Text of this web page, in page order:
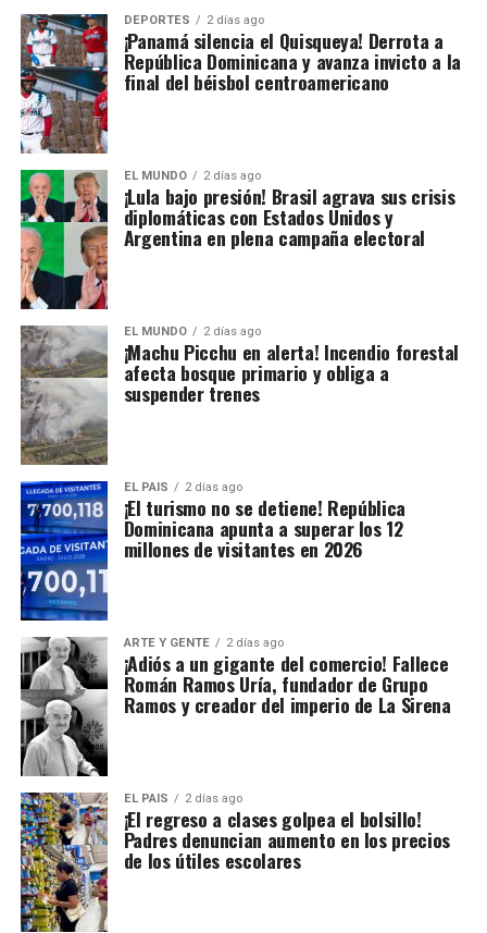
DEPORTES 2 días ago
¡Panamá silencia el Quisqueya! Derrota a
República Dominicana y avanza invicto a la
final del béisbol centroamericano
EL MUNDO 2 días ago
¡Lula bajo presión! Brasil agrava sus crisis
diplomáticas con Estados Unidos y
Argentina en plena campaña electoral
EL MUNDO 2 días ago
¡Machu Picchu en alerta! Incendio forestal
afecta bosque primario y obliga a
suspender trenes
EL PAIS 2 días ago
¡El turismo no se detiene! República
Dominicana apunta a superar los 12
millones de visitantes en 2026
ARTE Y GENTE 2 días ago
¡Adiós a un gigante del comercio! Fallece
Román Ramos Uría, fundador de Grupo
Ramos y creador del imperio de La Sirena
EL PAIS 2 días ago
¡El regreso a clases golpea el bolsillo!
Padres denuncian aumento en los precios
de los útiles escolares